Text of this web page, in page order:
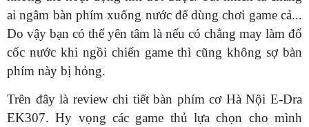
ai ngâm bàn phím xuống nước để dùng chơi game cả...
Do vậy bạn có thể yên tâm là nếu có chẳng may làm đổ
cốc nước khi ngồi chiến game thì cũng không sợ bàn
phím này bị hỏng.
Trên đây là review chi tiết bàn phím cơ Hà Nội E-Dra
EK307. Hy vọng các game thủ lựa chọn cho mình